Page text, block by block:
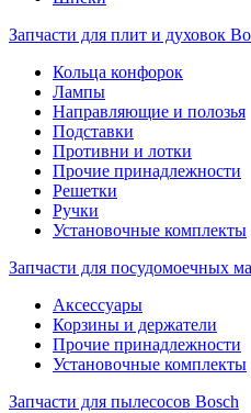
Запчасти для плит и духовок
Кольца конфорок
Лампы
Направляющие и полозья
Подставки
Противни и лотки
Прочие принадлежности
Решетки
Ручки
Установочные комплекты
Запчасти для посудомоечных
Аксессуары
Корзины и держатели
Прочие принадлежности
Установочные комплекты
Запчасти для пылесосов Bosch